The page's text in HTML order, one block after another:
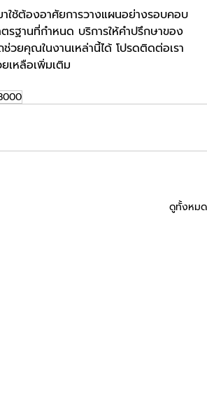
ใช้ต้องอาศัยการวางแผนอย่างรอบคอบ
รฐานที่กำหนด บริการให้คำปรึกษาของ
ช่วยคุณในงานเหล่านี้ได้ โปรดติดต่อเรา
เหลือเพิ่มเติม
ดูทั้งหมด